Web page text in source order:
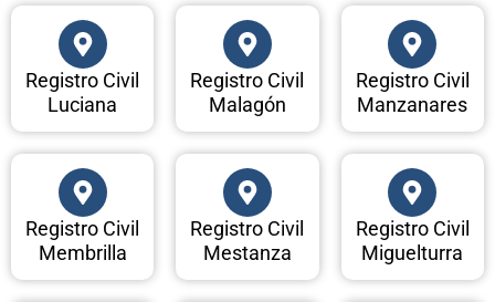
Registro Civil
Luciana
Registro Civil
Malagón
Registro Civil
Manzanares
Registro Civil
Membrilla
Registro Civil
Mestanza
Registro Civil
Miguelturra